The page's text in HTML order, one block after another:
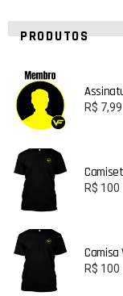
PRODUTOS
R$ 7,99
R$ 100
Camisa
R$ 100